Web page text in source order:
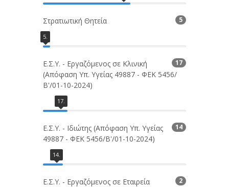
5
Στρατιωτική Θητεία
5.
17
Ε.Σ.Υ. - Εργαζόμενος σε Κλινική
(Απόφαση Υπ. Υγείας 49887 - ΦΕΚ 5456/
Β'/01-10-2024)
17.
14
Ε.Σ.Υ. - Ιδιώτης (Απόφαση Υπ. Υγείας
49887 - ΦΕΚ 5456/Β'/01-10-2024)
14.
2
Ε.Σ.Υ. - Εργαζόμενος σε Εταιρεία